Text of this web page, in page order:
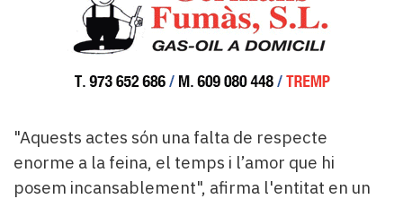
"Aquests actes són una falta de respecte
enorme a la feina, el temps i l’amor que hi
posem incansablement", afirma l'entitat en un